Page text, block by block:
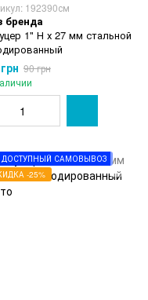
192390см
бренда
1" Н х 27 мм стальной
90 грн
ДОСТУПНЫЙ САМОВЫВОЗ
-25%